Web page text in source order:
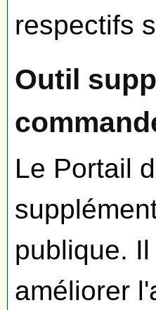
respectifs
Outil
Le Portail
publique.
améliorer